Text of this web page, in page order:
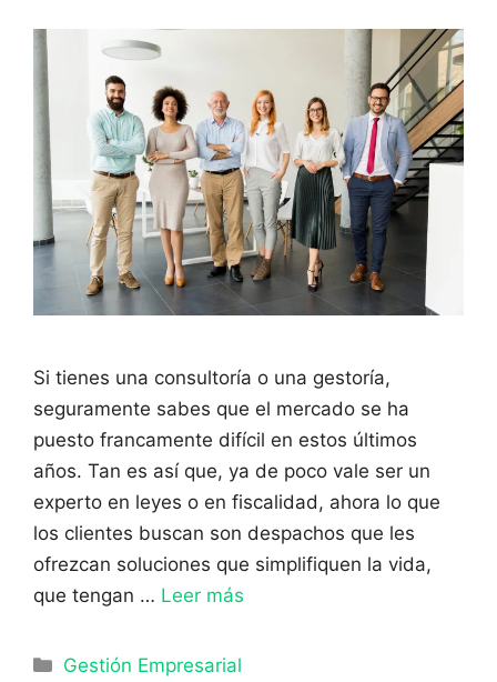
Si tienes una consultoría o una gestoría,
seguramente sabes que el mercado se ha
puesto francamente difícil en estos últimos
años. Tan es así que, ya de poco vale ser un
experto en leyes o en fiscalidad, ahora lo que
los clientes buscan son despachos que les
ofrezcan soluciones que simplifiquen la vida,
que tengan … Leer más
Categorías
Gestión Empresarial